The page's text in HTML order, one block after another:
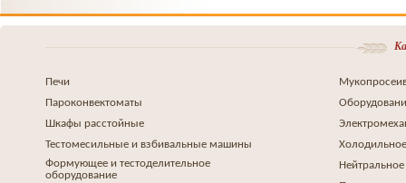
Печи
Пароконвектоматы
Шкафы расстойные
Тестомесильные и взбивальные машины
Формующее и тестоделительное
оборудование